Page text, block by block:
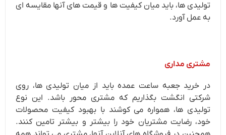
تولیدی ها، باید میان کیفیت ها و قیمت های آنها مقایسه ای
به عمل آورد.
مشتری مداری
در خرید جعبه ساعت عمده باید از میان تولیدی ها، روی
شرکتی انگشت بگذاریم که مشتری محور باشد. این نوع
تولیدی ها، همواره می کوشند با بهبود کیفیت محصولات
خود، رضایت مشتریان خود را بیشتر و بیشتر تامین کنند.